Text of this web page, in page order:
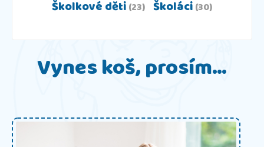
Školkové děti (23) Školáci (30)
Vynes koš, prosím…